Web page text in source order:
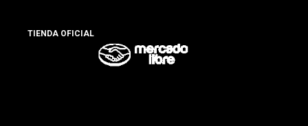
TIENDA OFICIAL